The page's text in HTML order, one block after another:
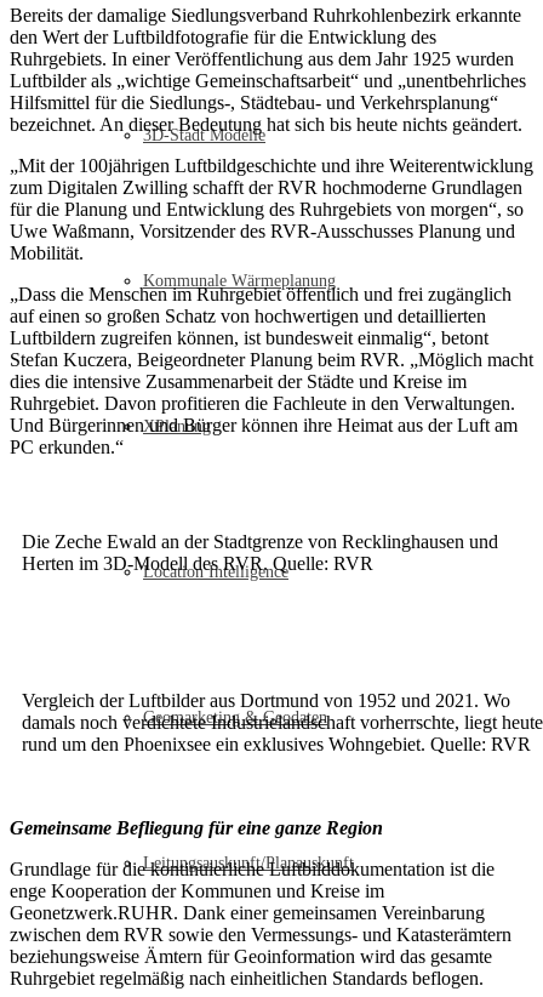
3D-Stadt Modelle
Kommunale Wärmeplanung
XPlanung
Location Intelligence
Geomarketing & Geodaten
Leitungsauskunft/Planauskunft
Bereits der damalige Siedlungsverband Ruhrkohlenbezirk erkannte
den Wert der Luftbildfotografie für die Entwicklung des
Ruhrgebiets. In einer Veröffentlichung aus dem Jahr 1925 wurden
Luftbilder als „wichtige Gemeinschaftsarbeit“ und „unentbehrliches
Hilfsmittel für die Siedlungs-, Städtebau- und Verkehrsplanung“
bezeichnet. An dieser Bedeutung hat sich bis heute nichts geändert.
„Mit der 100jährigen Luftbildgeschichte und ihre Weiterentwicklung
zum Digitalen Zwilling schafft der RVR hochmoderne Grundlagen
für die Planung und Entwicklung des Ruhrgebiets von morgen“, so
Uwe Waßmann, Vorsitzender des RVR-Ausschusses Planung und
Mobilität.
„Dass die Menschen im Ruhrgebiet öffentlich und frei zugänglich
auf einen so großen Schatz von hochwertigen und detaillierten
Luftbildern zugreifen können, ist bundesweit einmalig“, betont
Stefan Kuczera, Beigeordneter Planung beim RVR. „Möglich macht
dies die intensive Zusammenarbeit der Städte und Kreise im
Ruhrgebiet. Davon profitieren die Fachleute in den Verwaltungen.
Und Bürgerinnen und Bürger können ihre Heimat aus der Luft am
PC erkunden.“
Die Zeche Ewald an der Stadtgrenze von Recklinghausen und
Herten im 3D-Modell des RVR. Quelle: RVR
Vergleich der Luftbilder aus Dortmund von 1952 und 2021. Wo
damals noch verdichtete Industrielandschaft vorherrschte, liegt heute
rund um den Phoenixsee ein exklusives Wohngebiet. Quelle: RVR
Gemeinsame Befliegung für eine ganze Region
Grundlage für die kontinuierliche Luftbilddokumentation ist die
enge Kooperation der Kommunen und Kreise im
Geonetzwerk.RUHR. Dank einer gemeinsamen Vereinbarung
zwischen dem RVR sowie den Vermessungs- und Katasterämtern
beziehungsweise Ämtern für Geoinformation wird das gesamte
Ruhrgebiet regelmäßig nach einheitlichen Standards beflogen.